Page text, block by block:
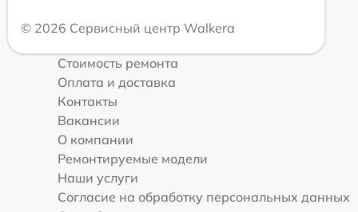
© 2026 Сервисный центр Walkera
Стоимость ремонта
Оплата и доставка
Контакты
Вакансии
О компании
Ремонтируемые модели
Наши услуги
Согласие на обработку персональных данных